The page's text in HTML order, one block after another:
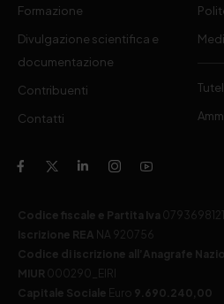
Formazione
Divulgazione scientifica e
documentazione
Contribuenti
Contatti
Codice fiscale e Partita Iva
Iscrizione REA NA 920756
Codice di iscrizione all’Anagrafe
MIUR 000290_EIRI
Capitale Sociale Euro 9.690.240,00